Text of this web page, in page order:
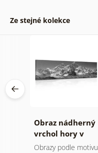
Ze stejné kolekce
Obraz nádherný
vrchol hory v
černobílém
Obrazy podle motivu